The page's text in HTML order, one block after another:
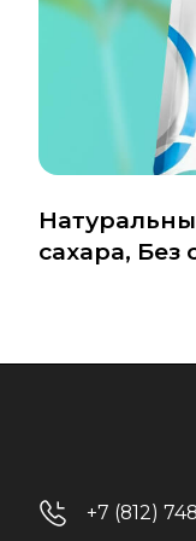
сахара, Без
+7 (812)